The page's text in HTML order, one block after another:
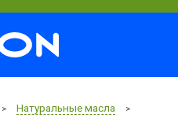
> Натуральные масла >